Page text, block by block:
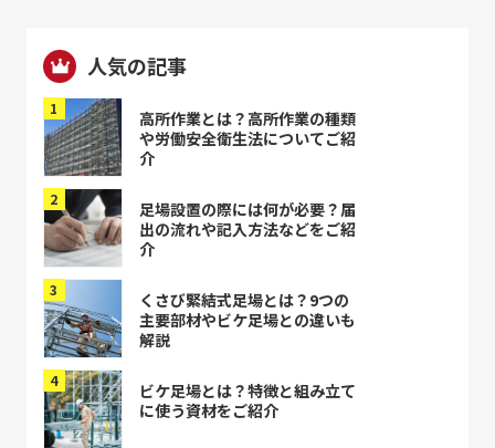
人気の記事
高所作業とは？高所作業の種類
や労働安全衛生法についてご紹
介
足場設置の際には何が必要？届
出の流れや記入方法などをご紹
介
くさび緊結式足場とは？9つの
主要部材やビケ足場との違いも
解説
ビケ足場とは？特徴と組み立て
に使う資材をご紹介